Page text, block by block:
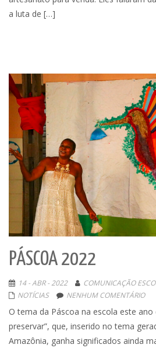
a luta de […]
PÁSCOA 2022
14 - ABR - 2022
COMUNICAÇÃO
NOTÍCIAS
NENHUM COMENTÁRIO
O tema da Páscoa na escola este ano
preservar”, que, inserido no tema
Amazônia, ganha significados ainda